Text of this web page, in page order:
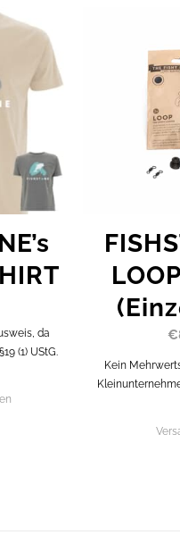
da
(1) UStG.
€
Kein